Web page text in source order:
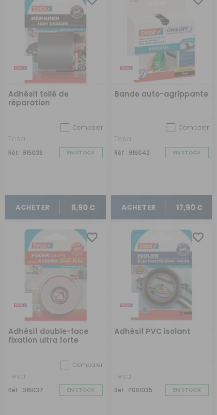
Adhésif toilé de
réparation
Comparer
Tesa
Réf : 916038 EN STOCK
ACHETER 6,90 €
Bande auto-agrippante
Comparer
Tesa
Réf : 916042 EN STOCK
ACHETER 17,90 €
Adhésif double-face
fixation ultra forte
Comparer
Tesa
Réf : 916037 EN STOCK
Adhésif PVC isolant
Tesa
Réf : P001035 EN STOCK